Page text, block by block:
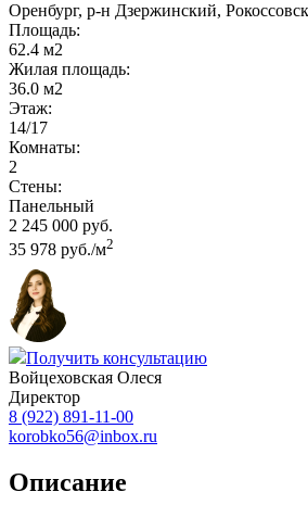
Оренбург, р-н Дзержинский,
Площадь:
62.4 м2
Жилая площадь:
36.0 м2
Этаж:
14/17
Комнаты:
2
Стены:
Панельный
2 245 000 руб.
35 978 руб./м2
Получить консультацию
Войцеховская Олеся
Директор
8 (922) 891-11-00
korobko56@inbox.ru
Описание